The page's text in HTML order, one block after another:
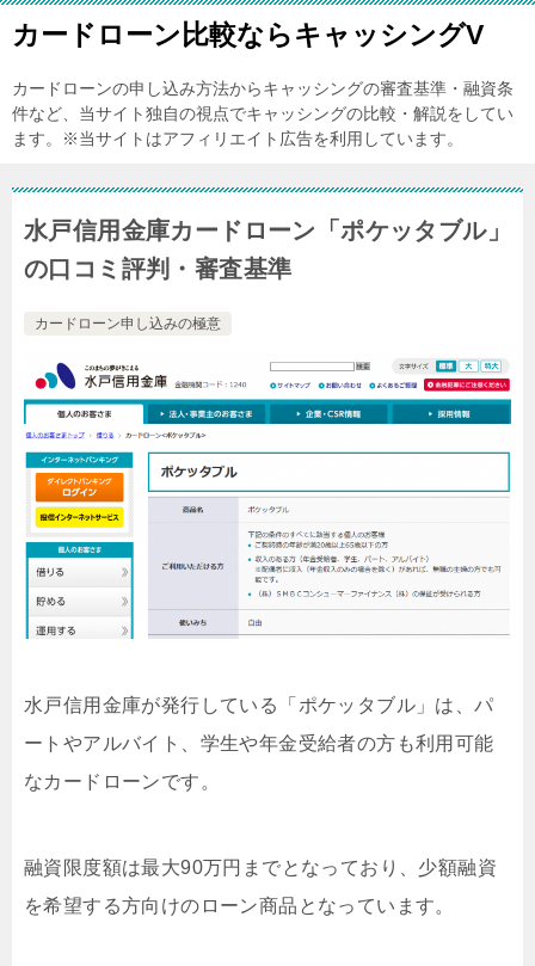
カードローン比較ならキャッシングV
カードローンの申し込み方法からキャッシングの審査基準・融資条
件など、当サイト独自の視点でキャッシングの比較・解説をしてい
ます。※当サイトはアフィリエイト広告を利用しています。
水戸信用金庫カードローン「ポケッタブル」
の口コミ評判・審査基準
カードローン申し込みの極意
水戸信用金庫が発行している「ポケッタブル」は、パ
ートやアルバイト、学生や年金受給者の方も利用可能
なカードローンです。
融資限度額は最大90万円までとなっており、少額融資
を希望する方向けのローン商品となっています。